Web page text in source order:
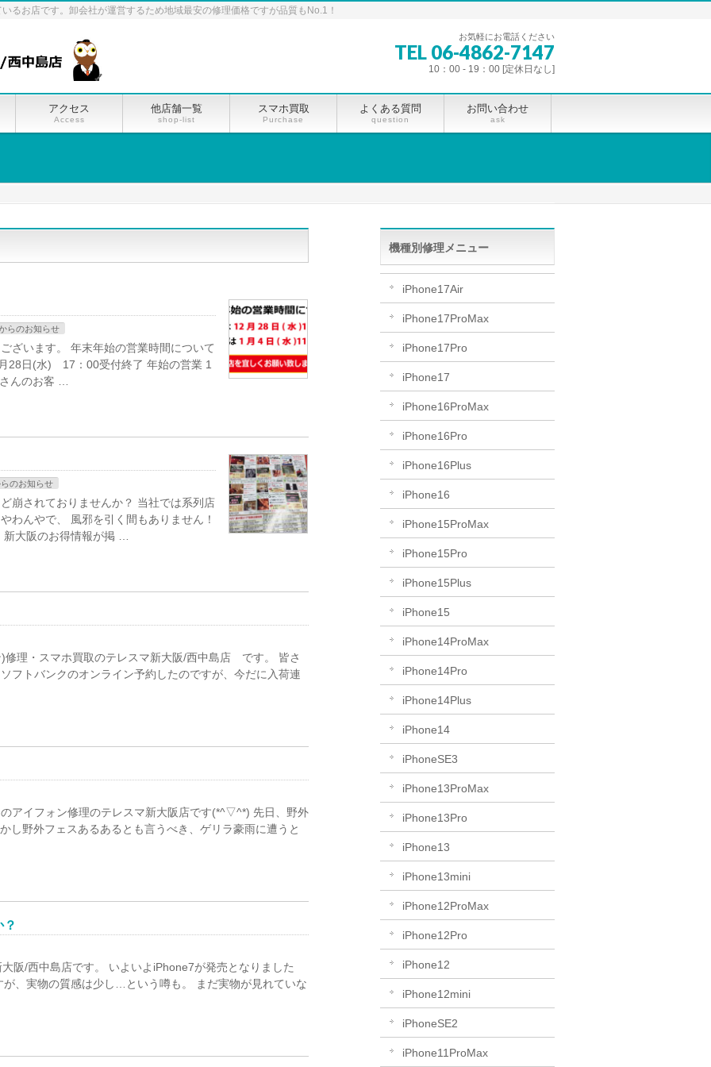
るお店です。卸会社が運営するため地域最安の修理価格ですが品質もNo.1！
お気軽にお電話ください
TEL 06-4862-7147
10：00 - 19：00 [定休日なし]
アクセス
Access
他店舗一覧
shop-list
スマホ買取
Purchase
よくある質問
question
お問い合わせ
ask
らのお知らせ
ざいます。 年末年始の営業時間について
28日(水) 17：00受付終了 年始の営業 1
んのお客 …
のお知らせ
崩されておりませんか？ 当社では系列店
わんやで、 風邪を引く間もありません！
大阪のお得情報が掲 …
理・スマホ買取のテレスマ新大阪/西中島店 です。 皆さ
フトバンクのオンライン予約したのですが、今だに入荷連
アイフォン修理のテレスマ新大阪店です(*^▽^*) 先日、野外
し野外フェスあるあるとも言うべき、ゲリラ豪雨に遭うと
阪/西中島店です。 いよいよiPhone7が発売となりました
、実物の質感は少し…という噂も。 まだ実物が見れていな
機種別修理メニュー
iPhone17Air
iPhone17ProMax
iPhone17Pro
iPhone17
iPhone16ProMax
iPhone16Pro
iPhone16Plus
iPhone16
iPhone15ProMax
iPhone15Pro
iPhone15Plus
iPhone15
iPhone14ProMax
iPhone14Pro
iPhone14Plus
iPhone14
iPhoneSE3
iPhone13ProMax
iPhone13Pro
iPhone13
iPhone13mini
iPhone12ProMax
iPhone12Pro
iPhone12
iPhone12mini
iPhoneSE2
iPhone11ProMax